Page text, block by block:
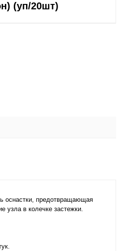
(уп/20шт)
оснастки, предотвращающая
узла в колечке застежки.